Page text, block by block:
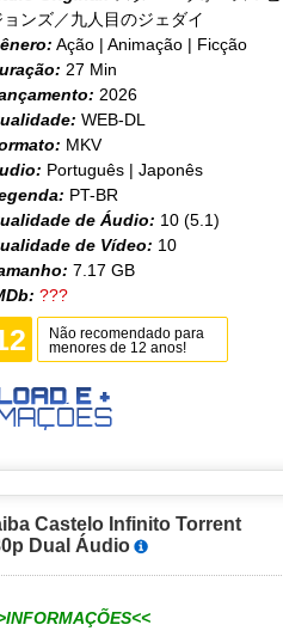
ョンズ／九人目のジェダイ
Ação | Animação | Ficção
27 Min
2026
WEB-DL
MKV
Português | Japonês
PT-BR
de Áudio: 10 (5.1)
de Vídeo: 10
7.17 GB
???
Não recomendado para
menores de 12 anos!
Castelo Infinito Torrent
Dual Áudio